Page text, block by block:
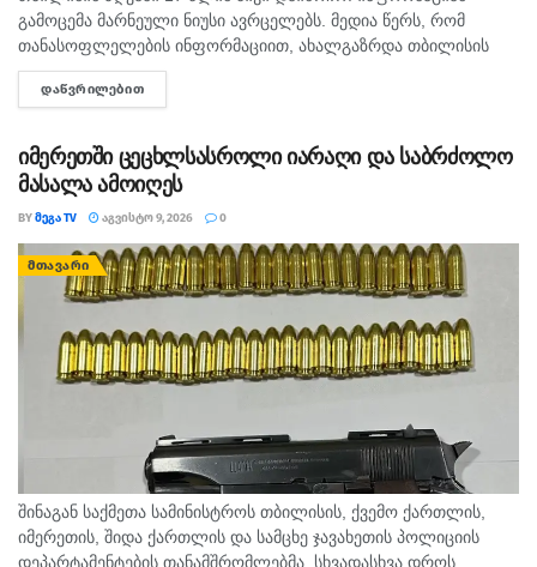
გამოცემა მარნეული ნიუსი ავრცელებს. მედია წერს, რომ
თანასოფლელების ინფორმაციით, ახალგაზრდა თბილისის
ზღვაზე თანატოლებთან ერთად საცურაოდ იმყოფებოდა. შსს
ცნობით, გამოძიება 115-ე მუხლით დაიწყო.
ᲓᲐᲬᲕᲠᲘᲚᲔᲑᲘᲗ
იმერეთში ცეცხლსასროლი იარაღი და საბრძოლო
მასალა ამოიღეს
BYᲛᲔᲒᲐ TV ᲐᲒᲕᲘᲡᲢᲝ 9, 2026 0
ᲛᲗᲐᲕᲐᲠᲘ
შინაგან საქმეთა სამინისტროს თბილისის, ქვემო ქართლის,
იმერეთის, შიდა ქართლის და სამცხე ჯავახეთის პოლიციის
დეპარტამენტების თანამშრომლებმა, სხვადასხვა დროს